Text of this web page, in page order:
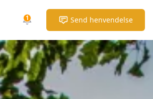
1 Send henvendelse